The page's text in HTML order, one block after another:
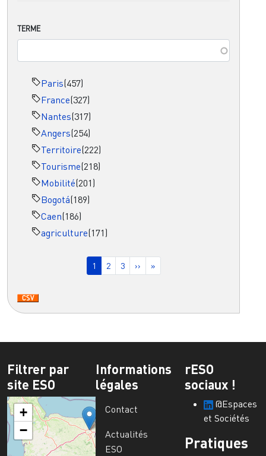
TERME
Paris(457)
France(327)
Nantes(317)
Angers(254)
Territoire(222)
Tourisme(218)
Mobilité(201)
Bogotá(189)
Caen(186)
agriculture(171)
Page courante
1 Page
2 Page
3 Page suivante
›› Dernière page
»
Filtrer par
site ESO
+
−
Informations
légales
Contact
Actualités
ESO
rESO
sociaux !
@Espaces
et Sociétés
Pratiques